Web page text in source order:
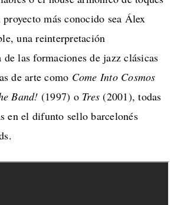
más conocido sea Álex
una reinterpretación
de las formaciones de jazz clásicas
de arte como Come Into Cosmos
Band! (1997) o Tres (2001), todas
en el difunto sello barcelonés